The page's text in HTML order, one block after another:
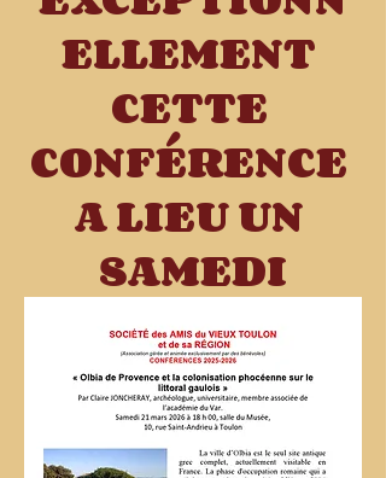
ELLEMENT
CETTE
CONFÉRENCE
A LIEU UN
SAMEDI